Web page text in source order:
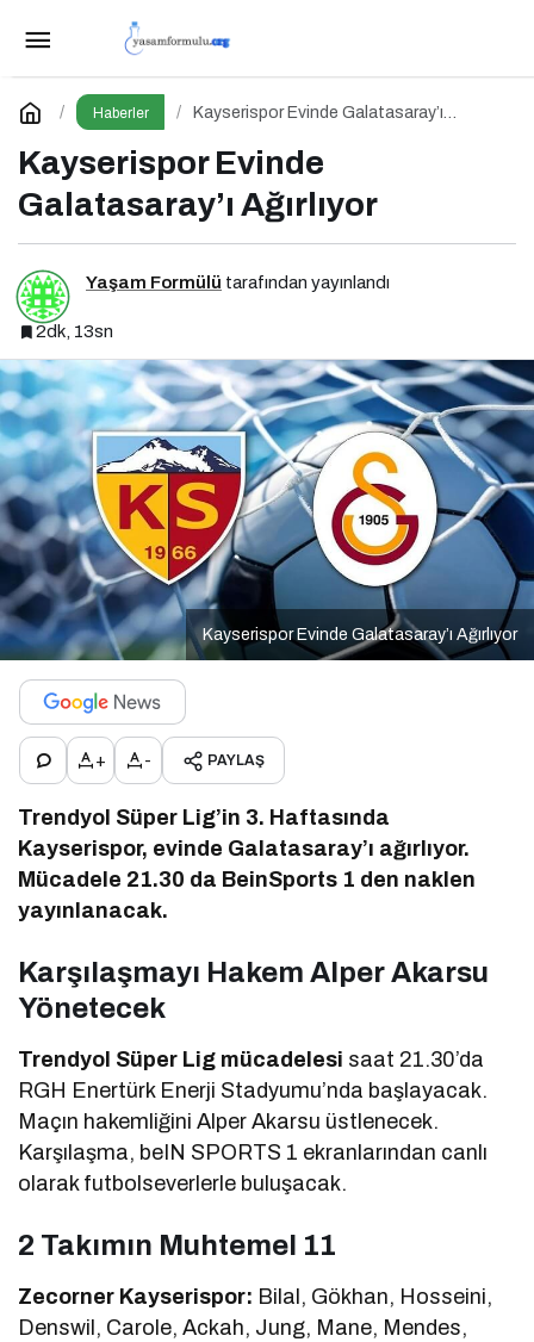
Haberler
Kayserispor Evinde Galatasaray’ı
Kayserispor Evinde
Galatasaray’ı Ağırlıyor
Yaşam Formülü tarafından yayınlandı
2dk, 13sn
Kayserispor Evinde Galatasaray’ı Ağırlıyor
+ - PAYLAŞ
Trendyol Süper Lig’in 3. Haftasında
Kayserispor, evinde Galatasaray’ı ağırlıyor.
Mücadele 21.30 da BeinSports 1 den naklen
yayınlanacak.
Karşılaşmayı Hakem Alper Akarsu
Yönetecek
Trendyol Süper Lig mücadelesi saat 21.30’da
RGH Enertürk Enerji Stadyumu’nda başlayacak.
Maçın hakemliğini Alper Akarsu üstlenecek.
Karşılaşma, beIN SPORTS 1 ekranlarından canlı
olarak futbolseverlerle buluşacak.
2 Takımın Muhtemel 11
Zecorner Kayserispor: Bilal, Gökhan, Hosseini,
Denswil, Carole, Ackah, Jung, Mane, Mendes,
Fenerbahçe Evinde Kocaelispor’u Ağırlıyor
Yorum Yap